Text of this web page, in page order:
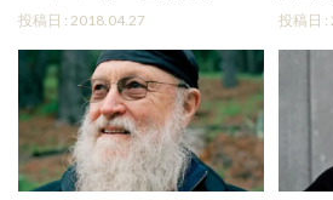
投稿日 : 2018.04.27 投稿日